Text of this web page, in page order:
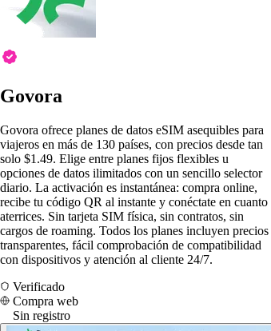
Govora
Govora ofrece planes de datos eSIM asequibles para
viajeros en más de 130 países, con precios desde tan
solo $1.49. Elige entre planes fijos flexibles u
opciones de datos ilimitados con un sencillo selector
diario. La activación es instantánea: compra online,
recibe tu código QR al instante y conéctate en cuanto
aterrices. Sin tarjeta SIM física, sin contratos, sin
cargos de roaming. Todos los planes incluyen precios
transparentes, fácil comprobación de compatibilidad
con dispositivos y atención al cliente 24/7.
Verificado
Compra web
Sin registro